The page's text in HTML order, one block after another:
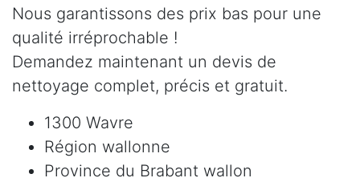
Nous garantissons des prix bas pour une
qualité irréprochable !
Demandez maintenant un devis de
nettoyage complet, précis et gratuit.
1300 Wavre
Région wallonne
Province du Brabant wallon